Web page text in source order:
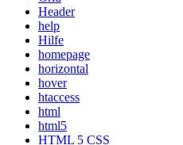
Header
help
Hilfe
homepage
horizontal
hover
htaccess
html
html5
HTML 5 CSS